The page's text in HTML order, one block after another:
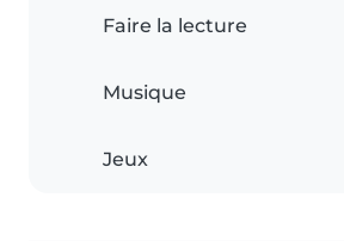
Faire la lecture
Musique
Jeux